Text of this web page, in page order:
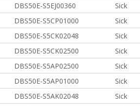
DBS50E-S5EJ00360 Sick
DBS50E-S5CP01000 Sick
DBS50E-S5CK02048 Sick
DBS50E-S5CK02500 Sick
DBS50E-S5AP02500 Sick
DBS50E-S5AP01000 Sick
DBS50E-S5AK02048 Sick